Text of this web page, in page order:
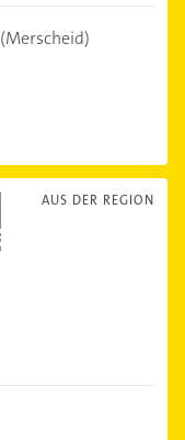
(Merscheid)
AUS DER REGION